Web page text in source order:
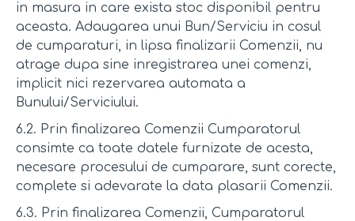
in masura in care exista stoc disponibil pentru
aceasta. Adaugarea unui Bun/Serviciu in cosul
de cumparaturi, in lipsa finalizarii Comenzii, nu
atrage dupa sine inregistrarea unei comenzi,
implicit nici rezervarea automata a
Bunului/Serviciului.
6.2. Prin finalizarea Comenzii Cumparatorul
consimte ca toate datele furnizate de acesta,
necesare procesului de cumparare, sunt corecte,
complete si adevarate la data plasarii Comenzii.
6.3. Prin finalizarea Comenzii, Cumparatorul